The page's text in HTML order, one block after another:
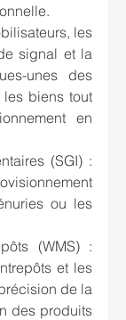
signal et la
unes des
biens tout
en
ou les
et les
de la
des produits